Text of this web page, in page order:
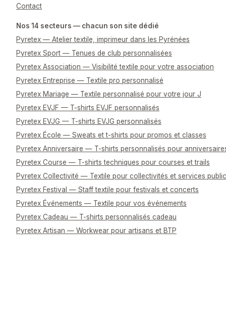
Contact
Nos 14 secteurs — chacun son site dédié
Pyretex — Atelier textile, imprimeur dans les Pyrénées
Pyretex Sport — Tenues de club personnalisées
Pyretex Association — Visibilité textile pour votre association
Pyretex Entreprise — Textile pro personnalisé
Pyretex Mariage — Textile personnalisé pour votre jour J
Pyretex EVJF — T-shirts EVJF personnalisés
Pyretex EVJG — T-shirts EVJG personnalisés
Pyretex École — Sweats et t-shirts pour promos et classes
Pyretex Anniversaire — T-shirts personnalisés pour
Pyretex Course — T-shirts techniques pour courses et trails
Pyretex Collectivité — Textile pour collectivités et services
Pyretex Festival — Staff textile pour festivals et concerts
Pyretex Événements — Textile pour vos événements
Pyretex Cadeau — T-shirts personnalisés cadeau
Pyretex Artisan — Workwear pour artisans et BTP